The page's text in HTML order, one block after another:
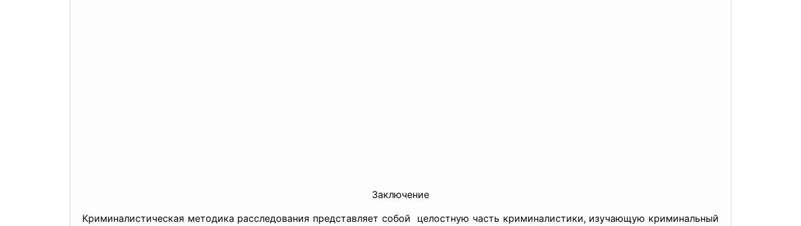
Заключение
Криминалистическая методика расследования представляет собой целостную часть криминалистики, изучающую криминальный